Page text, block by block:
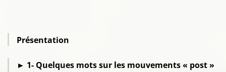
Présentation
► 1- Quelques mots sur les mouvements « post »